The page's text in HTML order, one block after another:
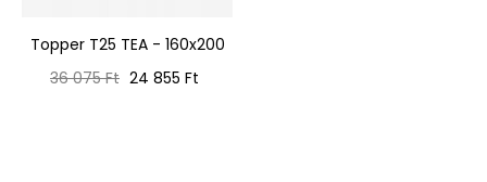
Topper T25 TEA - 160x200
Normál
36 075 Ft Ár
24 855 Ft